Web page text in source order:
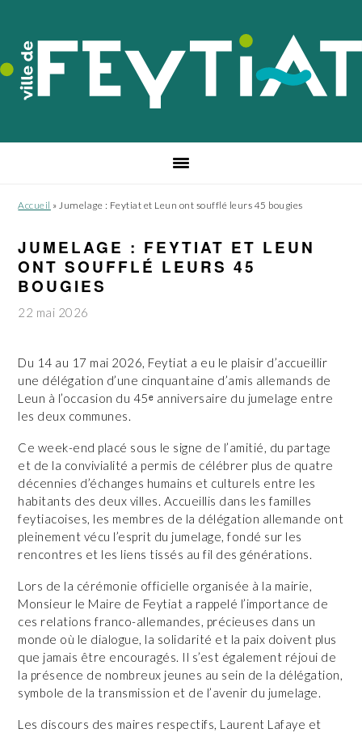
navigation
principale
contenu
principal
pied
de
page
Accueil » Jumelage : Feytiat et Leun ont soufflé leurs 45 bougies
JUMELAGE : FEYTIAT ET LEUN
ONT SOUFFLÉ LEURS 45
BOUGIES
22 mai 2026
Du 14 au 17 mai 2026, Feytiat a eu le plaisir d’accueillir
une délégation d’une cinquantaine d’amis allemands de
Leun à l’occasion du 45ᵉ anniversaire du jumelage entre
les deux communes.
Ce week-end placé sous le signe de l’amitié, du partage
et de la convivialité a permis de célébrer plus de quatre
décennies d’échanges humains et culturels entre les
habitants des deux villes. Accueillis dans les familles
feytiacoises, les membres de la délégation allemande ont
pleinement vécu l’esprit du jumelage, fondé sur les
rencontres et les liens tissés au fil des générations.
Lors de la cérémonie officielle organisée à la mairie,
Monsieur le Maire de Feytiat a rappelé l’importance de
ces relations franco-allemandes, précieuses dans un
monde où le dialogue, la solidarité et la paix doivent plus
que jamais être encouragés. Il s’est également réjoui de
la présence de nombreux jeunes au sein de la délégation,
symbole de la transmission et de l’avenir du jumelage.
Les discours des maires respectifs, Laurent Lafaye et